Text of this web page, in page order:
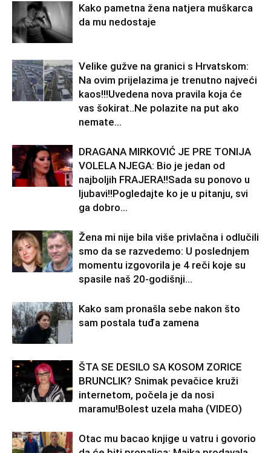
Kako pametna žena natjera muškarca
da mu nedostaje
Velike gužve na granici s Hrvatskom:
Na ovim prijelazima je trenutno najveći
kaos!!!Uvedena nova pravila koja će
vas šokirat..Ne polazite na put ako
nemate...
DRAGANA MIRKOVIĆ JE PRE TONIJA
VOLELA NJEGA: Bio je jedan od
najboljih FRAJERA!!Sada su ponovo u
ljubavi!!Pogledajte ko je u pitanju, svi
ga dobro...
Žena mi nije bila više privlačna i odlučili
smo da se razvedemo: U poslednjem
momentu izgovorila je 4 reči koje su
spasile naš 20-godišnji...
Kako sam pronašla sebe nakon što
sam postala tuđa zamena
ŠTA SE DESILO SA KOSOM ZORICE
BRUNCLIK? Snimak pevačice kruži
internetom, počela je da nosi
maramu!Bolest uzela maha (VIDEO)
Otac mu bacao knjige u vatru i govorio